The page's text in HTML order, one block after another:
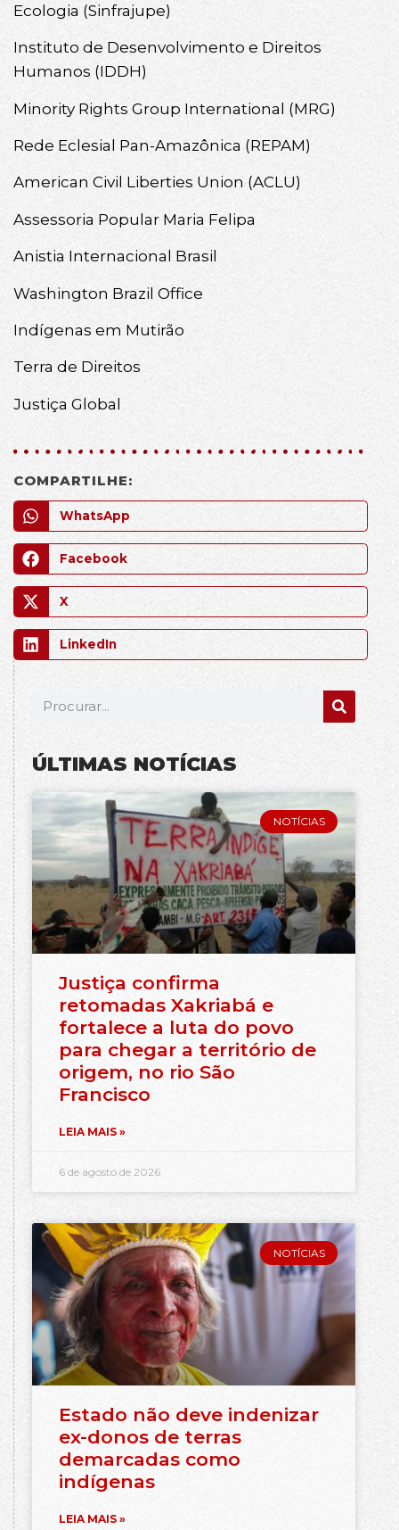
Ecologia (Sinfrajupe)
Instituto de Desenvolvimento e Direitos
Humanos (IDDH)
Minority Rights Group International (MRG)
Rede Eclesial Pan-Amazônica (REPAM)
American Civil Liberties Union (ACLU)
Assessoria Popular Maria Felipa
Anistia Internacional Brasil
Washington Brazil Office
Indígenas em Mutirão
Terra de Direitos
Justiça Global
COMPARTILHE:
WhatsApp
Facebook
X
LinkedIn
ÚLTIMAS NOTÍCIAS
NOTÍCIAS
Justiça confirma
retomadas Xakriabá e
fortalece a luta do povo
para chegar a território de
origem, no rio São
Francisco
LEIA MAIS »
6 de agosto de 2026
NOTÍCIAS
Estado não deve indenizar
ex-donos de terras
demarcadas como
indígenas
LEIA MAIS »